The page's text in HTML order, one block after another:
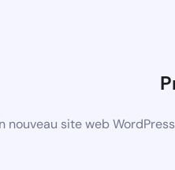
nouveau site web